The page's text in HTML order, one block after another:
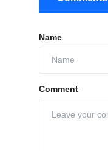
Name
Comment